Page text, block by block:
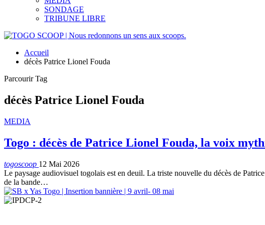
SONDAGE
TRIBUNE LIBRE
Accueil
décès Patrice Lionel Fouda
Parcourir Tag
décès Patrice Lionel Fouda
MEDIA
Togo : décès de Patrice Lionel Fouda, la voix
togoscoop 12 Mai 2026
Le paysage audiovisuel togolais est en deuil. La triste nouvelle du décès de
de la bande…